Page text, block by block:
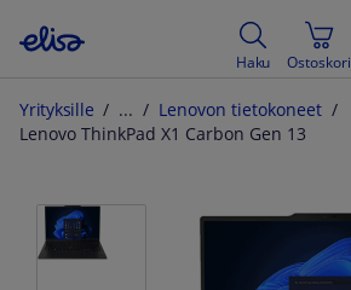
Haku Ostoskori
Yrityksille
Lenovon tietokoneet
Lenovo ThinkPad X1 Carbon Gen 13